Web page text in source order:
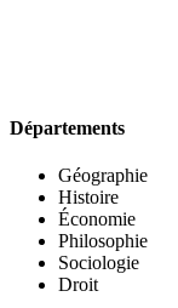
Départements
Géographie
Histoire
Économie
Philosophie
Sociologie
Droit